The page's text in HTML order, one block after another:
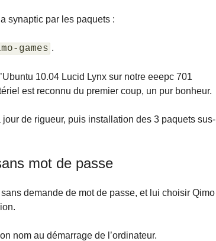
synaptic par les paquets :
games .
10.04 Lucid Lynx sur notre eeepc 701
est reconnu du premier coup, un pur bonheur.
de rigueur, puis installation des 3 paquets sus-
mot de passe
demande de mot de passe, et lui choisir Qimo
nom au démarrage de l’ordinateur.